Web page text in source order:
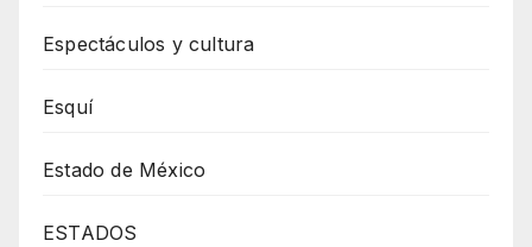
Espectáculos y cultura
Esquí
Estado de México
ESTADOS